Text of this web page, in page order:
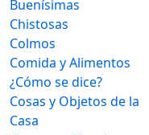
Buenísimas
Chistosas
Colmos
Comida y Alimentos
¿Cómo se dice?
Cosas y Objetos de la
Casa